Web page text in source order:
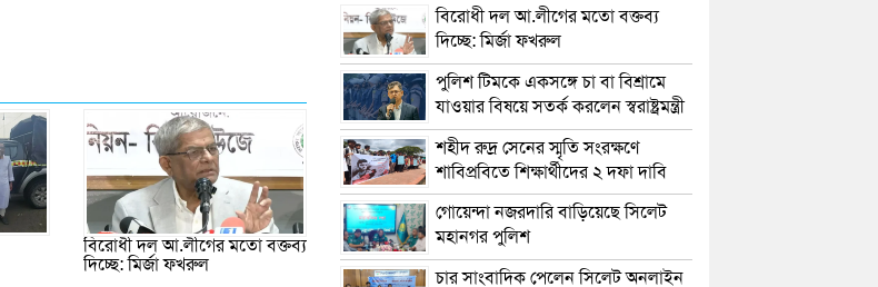
বিরোধী দল আ.লীগের মতো বক্তব্য
দিচ্ছে: মির্জা ফখরুল
বিরোধী দল আ.লীগের মতো বক্তব্য
দিচ্ছে: মির্জা ফখরুল
পুলিশ টিমকে একসঙ্গে চা বা বিশ্রামে
যাওয়ার বিষয়ে সতর্ক করলেন স্বরাষ্ট্রমন্ত্রী
শহীদ রুদ্র সেনের স্মৃতি সংরক্ষণে
শাবিপ্রবিতে শিক্ষার্থীদের ২ দফা দাবি
গোয়েন্দা নজরদারি বাড়িয়েছে সিলেট
মহানগর পুলিশ
চার সাংবাদিক পেলেন সিলেট অনলাইন